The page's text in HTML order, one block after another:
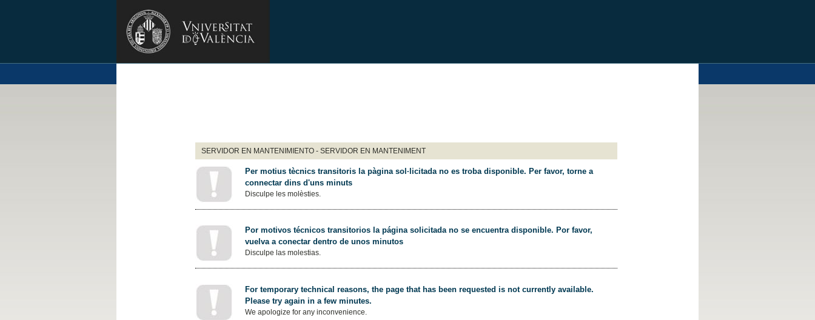
SERVIDOR EN MANTENIMIENTO - SERVIDOR EN MANTENIMENT
Per motius tècnics transitoris la pàgina sol·licitada no es troba disponible. Per favor, torne a
connectar dins d'uns minuts
Disculpe les molèsties.
Por motivos técnicos transitorios la página solicitada no se encuentra disponible. Por favor,
vuelva a conectar dentro de unos minutos
Disculpe las molestias.
For temporary technical reasons, the page that has been requested is not currently available.
Please try again in a few minutes.
We apologize for any inconvenience.